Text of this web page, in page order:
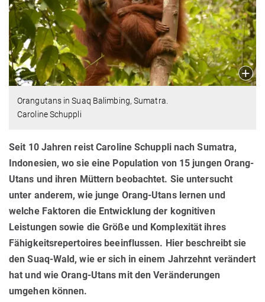
Orangutans in Suaq Balimbing, Sumatra.
Caroline Schuppli
Seit 10 Jahren reist Caroline Schuppli nach Sumatra,
Indonesien, wo sie eine Population von 15 jungen Orang-
Utans und ihren Müttern beobachtet. Sie untersucht
unter anderem, wie junge Orang-Utans lernen und
welche Faktoren die Entwicklung der kognitiven
Leistungen sowie die Größe und Komplexität ihres
Fähigkeitsrepertoires beeinflussen. Hier beschreibt sie
den Suaq-Wald, wie er sich in einem Jahrzehnt verändert
hat und wie Orang-Utans mit den Veränderungen
umgehen können.